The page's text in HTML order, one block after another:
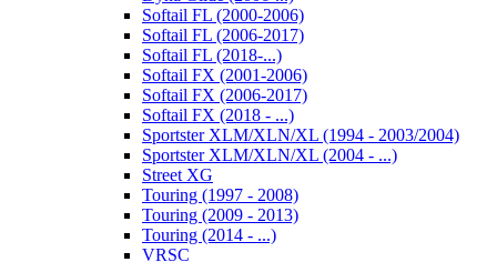
Softail FL (2000-2006)
Softail FL (2006-2017)
Softail FL (2018-...)
Softail FX (2001-2006)
Softail FX (2006-2017)
Softail FX (2018 - ...)
Sportster XLM/XLN/XL (1994 - 2003/2004)
Sportster XLM/XLN/XL (2004 - ...)
Street XG
Touring (1997 - 2008)
Touring (2009 - 2013)
Touring (2014 - ...)
VRSC